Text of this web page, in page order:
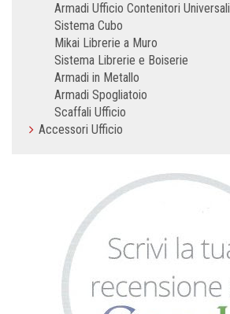
Armadi Ufficio Contenitori Universali
Sistema Cubo
Mikai Librerie a Muro
Sistema Librerie e Boiserie
Armadi in Metallo
Armadi Spogliatoio
Scaffali Ufficio
Accessori Ufficio